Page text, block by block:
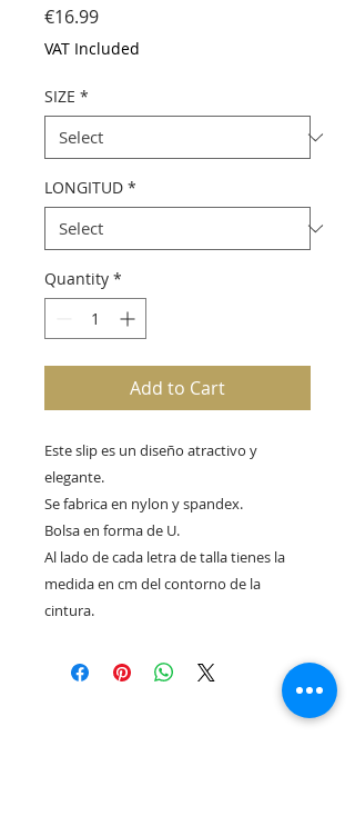
€16.99Price
VAT Included
SIZE *
LONGITUD *
Quantity *
Add to Cart
Este slip es un diseño atractivo y
elegante.
Se fabrica en nylon y spandex.
Bolsa en forma de U.
Al lado de cada letra de talla tienes la
medida en cm del contorno de la
cintura.